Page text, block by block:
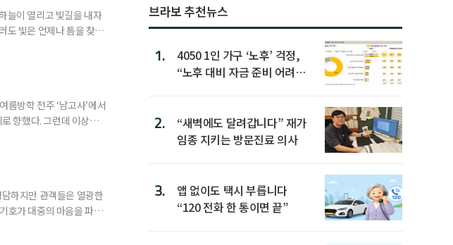
늘이 열리고 빛길을 내자
도 빛은 언제나 틈을 찾아
름방학 전주 ‘남고사’에서
향했다. 그런데 이상하
달
하지만 관객들은 열광한
호가 대중의 마음을 파고
브라보 추천뉴스
1.
4050 1인 가구 ‘노후’ 걱정,
“노후 대비 자금 준비 어려
2.
“새벽에도 달려갑니다” 재가
임종 지키는 방문진료 의사
3.
앱 없이도 택시 부릅니다
“120 전화 한 통이면 끝”